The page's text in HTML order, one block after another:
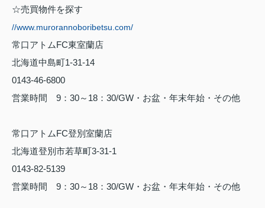
☆売買物件を探す
//www.murorannoboribetsu.com/
常口アトムFC東室蘭店
北海道中島町1-31-14
0143-46-6800
営業時間 9 ： 30～ 18 ： 30/GW ・お盆・年末年始・その他
常口アトムFC登別室蘭店
北海道登別市若草町3-31-1
0143-82-5139
営業時間 9 ： 30～ 18 ： 30/GW ・お盆・年末年始・その他